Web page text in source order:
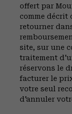
offert par
comme décrit
retourner
site, sur une
traitement
réservons le
facturer le
votre seul
d'annuler